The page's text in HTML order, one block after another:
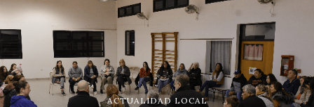
ACTUALIDAD LOCAL